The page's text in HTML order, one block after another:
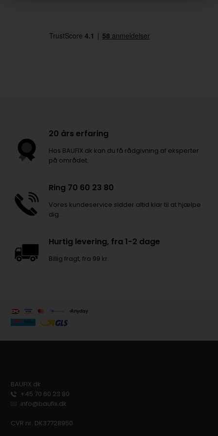
20 års erfaring
Hos BAUFIX.dk kan du få rådgivning af eksperter
på området.
Ring 70 60 23 80
Vores kundeservice sidder altid klar til at hjælpe
dig.
Hurtig levering, fra 1-2 dage
Billig fragt, fra 99 kr.
BAUFIX.dk
+45 70 60 23 80
info@baufix.dk
CVR nr. DK37728950